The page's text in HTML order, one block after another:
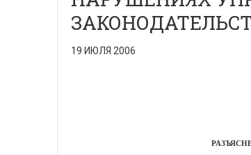
19 ИЮЛЯ 2006